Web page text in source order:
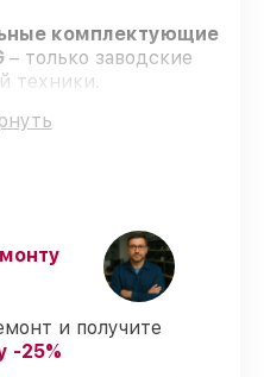
комплектующие
– только заводские
техники.
знаний и навыков,
– на все виды
для телефонов
длительная
и получите
-25%